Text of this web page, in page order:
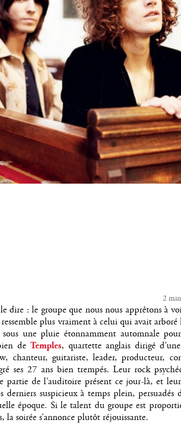
2 min
le dire : le groupe que nous nous apprêtons à
ressemble plus vraiment à celui qui avait
une pluie étonnamment automnale
deTemples, quartette anglais dirigé
chanteur, guitariste, leader, producteur,
ses 27 ans bien trempés. Leur rock
partie de l’auditoire présent ce jour-là, et
derniers suspicieux à temps plein, persuadés
époque. Si le talent du groupe est
la soirée s’annonce plutôt réjouissante.